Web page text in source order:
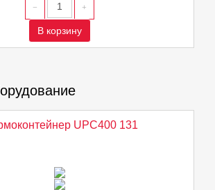
В корзину
UPC400 131